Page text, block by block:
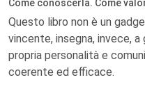
Come conoscerla. Come
Questo libro non è un
vincente, insegna, invece,
propria personalità e
coerente ed efficace.